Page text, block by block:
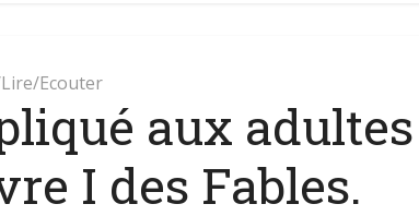
Ecouter
aux adultes
I des Fables.